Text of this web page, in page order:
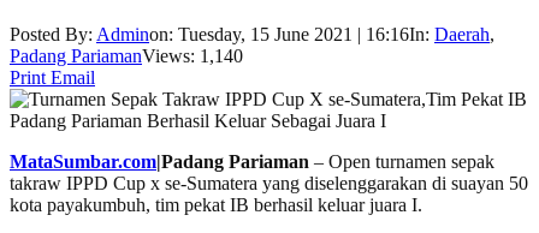
Posted By: Adminon: Tuesday, 15 June 2021 | 16:16In: Daerah,
Padang PariamanViews: 1,140
Print Email
MataSumbar.com|Padang Pariaman – Open turnamen sepak
takraw IPPD Cup x se-Sumatera yang diselenggarakan di suayan 50
kota payakumbuh, tim pekat IB berhasil keluar juara I.